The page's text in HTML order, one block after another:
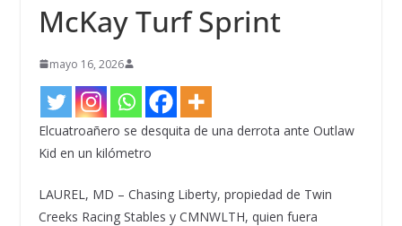
McKay Turf Sprint
mayo 16, 2026
Elcuatroañero se desquita de una derrota ante Outlaw
Kid en un kilómetro
LAUREL, MD – Chasing Liberty, propiedad de Twin
Creeks Racing Stables y CMNWLTH, quien fuera